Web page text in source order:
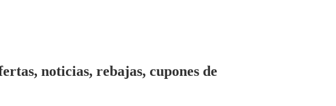
noticias, rebajas, cupones de